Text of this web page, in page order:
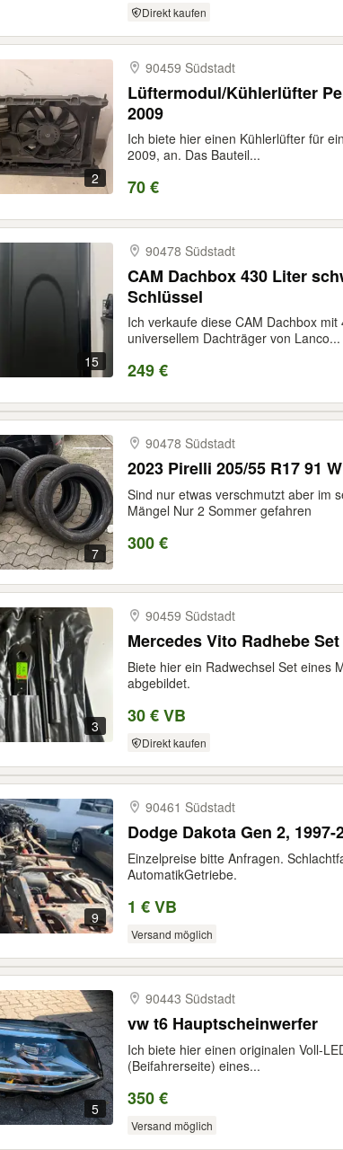
Direkt kaufen
2
90459 Südstadt
Lüftermodul/Kühlerlüfter
2009
Ich biete hier einen Kühlerlüfter für
2009, an. Das Bauteil...
70 €
15
90478 Südstadt
CAM Dachbox 430 Liter
Schlüssel
Ich verkaufe diese CAM Dachbox
universellem Dachträger von Lanco...
249 €
7
90478 Südstadt
2023 Pirelli 205/55 R17 91
Sind nur etwas verschmutzt aber im
Mängel Nur 2 Sommer gefahren
300 €
3
90459 Südstadt
Mercedes Vito Radhebe Set
Biete hier ein Radwechsel Set eines
abgebildet.
30 € VB
Direkt kaufen
9
90461 Südstadt
Dodge Dakota Gen 2,
Einzelpreise bitte Anfragen.
AutomatikGetriebe.
1 € VB
Versand möglich
5
90443 Südstadt
vw t6 Hauptscheinwerfer
Ich biete hier einen originalen Voll-
(Beifahrerseite) eines...
350 €
Versand möglich